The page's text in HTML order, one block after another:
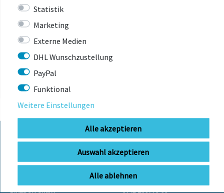
ANGESEHEN
BIKEBOX GmbH
0741 206770-00
Statistik
Marketing
Externe Medien
DHL Wunschzustellung
PayPal
Funktional
Weitere Einstellungen
Alle akzeptieren
Auswahl akzeptieren
Alle ablehnen